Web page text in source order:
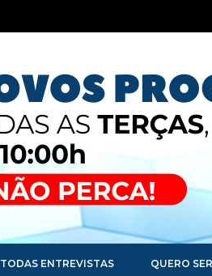
TODAS ENTREVISTAS QUERO